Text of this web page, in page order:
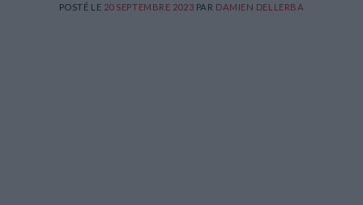
POSTÉ LE 20 SEPTEMBRE 2023 PAR DAMIEN DELLERBA